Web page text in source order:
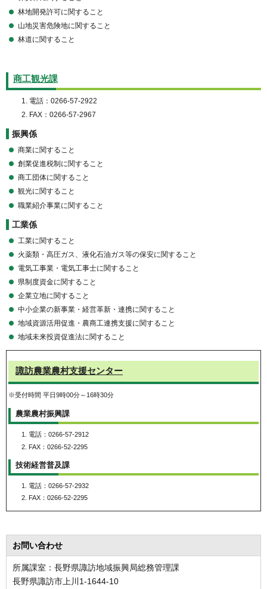
林地開発許可に関すること
山地災害危険地に関すること
林道に関すること
商工観光課
電話：0266-57-2922
FAX：0266-57-2967
振興係
商業に関すること
創業促進税制に関すること
商工団体に関すること
観光に関すること
職業紹介事業に関すること
工業係
工業に関すること
火薬類・高圧ガス、液化石油ガス等の保安に関すること
電気工事業・電気工事士に関すること
県制度資金に関すること
企業立地に関すること
中小企業の新事業・経営革新・連携に関すること
地域資源活用促進・農商工連携支援に関すること
地域未来投資促進法に関すること
諏訪農業農村支援センター
※受付時間 平日9時00分～16時30分
農業農村振興課
電話：0266-57-2912
FAX：0266-52-2295
技術経営普及課
電話：0266-57-2932
FAX：0266-52-2295
お問い合わせ
所属課室：長野県諏訪地域振興局総務管理課
長野県諏訪市上川1-1644-10